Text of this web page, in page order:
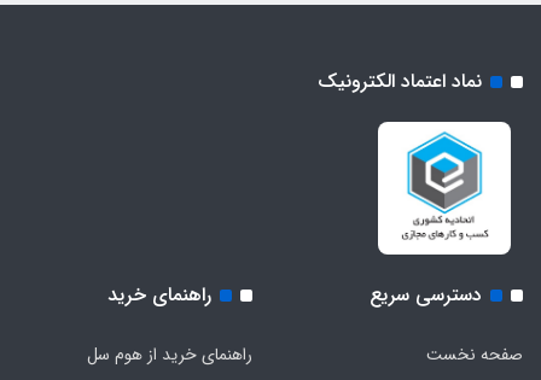
نماد اعتماد الکترونیک
دسترسی سریع
صفحه نخست
راهنمای خرید
راهنمای خرید از هوم سل